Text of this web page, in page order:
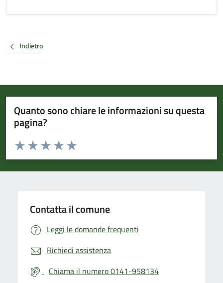
Indietro
Quanto sono chiare le informazioni su questa
pagina?
Valuta da 1 a 5 stelle la pagina
Valuta 5 stelle su 5
Valuta 4 stelle su 5
Valuta 3 stelle su 5
Valuta 2 stelle su 5
Valuta 1 stelle su 5
Contatta il comune
Leggi le domande frequenti
Richiedi assistenza
Chiama il numero 0141-958134